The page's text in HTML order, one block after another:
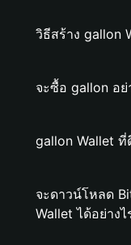
วิธีสร้าง gallon
จะซื้อ gallon อย่
gallon Wallet
จะดาวน์โหลด
Wallet ได้อย่างไ